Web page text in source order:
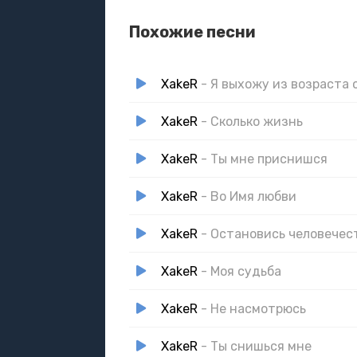
Похожие песни
XakeR - Я выхожу из возраста
XakeR - Сколько жизнь
XakeR - Ты мне приснишся
XakeR - Во Имя любви
XakeR - Остановись
XakeR - Моя судьба
XakeR - Не насмотрюсь
XakeR - Ты снишься мне